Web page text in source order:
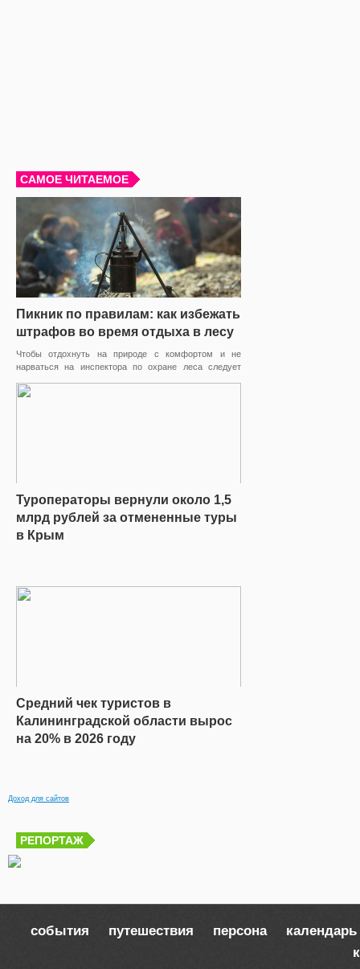
САМОЕ ЧИТАЕМОЕ
Пикник по правилам: как избежать
штрафов во время отдыха в лесу
Чтобы отдохнуть на природе с комфортом и не
нарваться на инспектора по охране леса следует
пожарной безопасности, в противном случае
Туроператоры вернули около 1,5
млрд рублей за отмененные туры
в Крым
Средний чек туристов в
Калининградской области вырос
на 20% в 2026 году
Доход для сайтов
РЕПОРТАЖ
события путешествия персона
календарь